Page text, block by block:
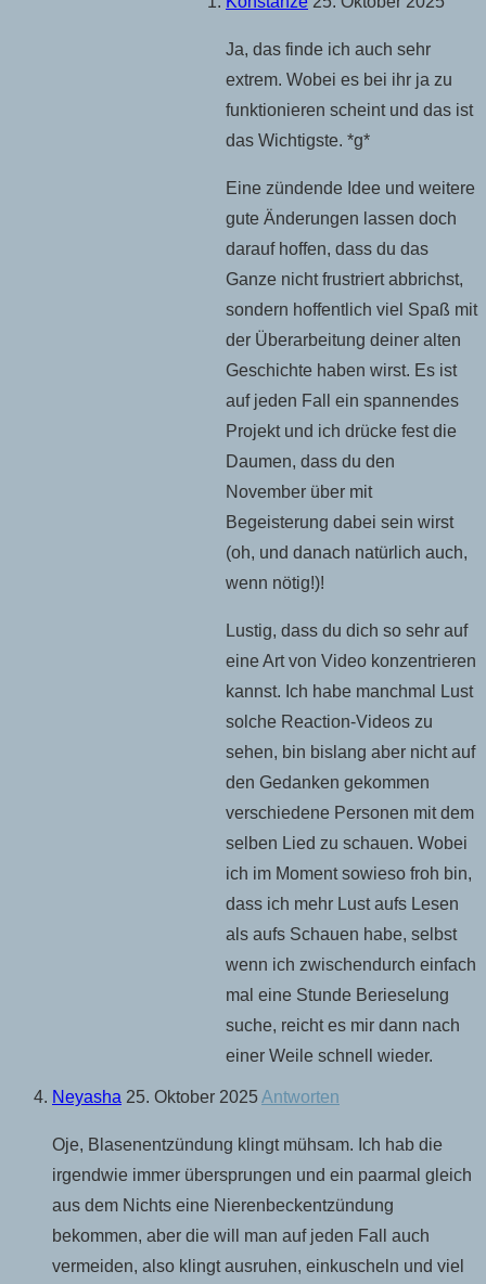
Ja, das finde ich auch sehr
extrem. Wobei es bei ihr ja zu
funktionieren scheint und das ist
das Wichtigste. *g*
Eine zündende Idee und weitere
gute Änderungen lassen doch
darauf hoffen, dass du das
Ganze nicht frustriert abbrichst,
sondern hoffentlich viel Spaß mit
der Überarbeitung deiner alten
Geschichte haben wirst. Es ist
auf jeden Fall ein spannendes
Projekt und ich drücke fest die
Daumen, dass du den
November über mit
Begeisterung dabei sein wirst
(oh, und danach natürlich auch,
wenn nötig!)!
Lustig, dass du dich so sehr auf
eine Art von Video konzentrieren
kannst. Ich habe manchmal Lust
solche Reaction-Videos zu
sehen, bin bislang aber nicht auf
den Gedanken gekommen
verschiedene Personen mit dem
selben Lied zu schauen. Wobei
ich im Moment sowieso froh bin,
dass ich mehr Lust aufs Lesen
als aufs Schauen habe, selbst
wenn ich zwischendurch einfach
mal eine Stunde Berieselung
suche, reicht es mir dann nach
einer Weile schnell wieder.
Neyasha 25. Oktober 2025Antworten
Oje, Blasenentzündung klingt mühsam. Ich hab die
irgendwie immer übersprungen und ein paarmal gleich
aus dem Nichts eine Nierenbeckentzündung
bekommen, aber die will man auf jeden Fall auch
vermeiden, also klingt ausruhen, einkuscheln und viel